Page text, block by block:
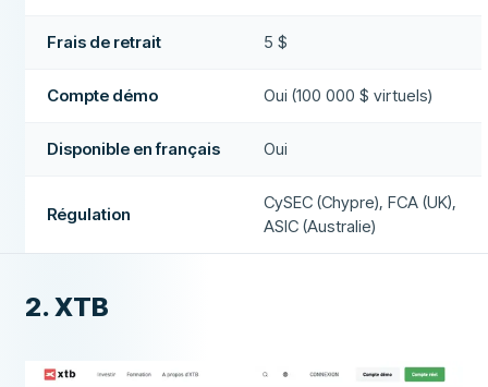
Frais de retrait 5 $
Compte démo Oui (100 000 $ virtuels)
Disponible en français Oui
Régulation
CySEC (Chypre), FCA (UK),
ASIC (Australie)
2. XTB